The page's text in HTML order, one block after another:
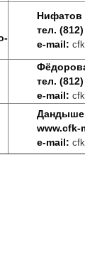
Нифатов
тел.
e-mail:
тел.
e-mail:
www.cfk-
e-mail: